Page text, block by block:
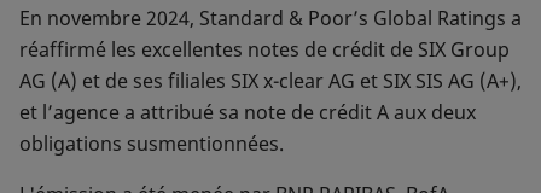
En novembre 2024, Standard & Poor’s Global Ratings a
réaffirmé les excellentes notes de crédit de SIX Group
AG (A) et de ses filiales SIX x-clear AG et SIX SIS AG (A+),
et l’agence a attribué sa note de crédit A aux deux
obligations susmentionnées.